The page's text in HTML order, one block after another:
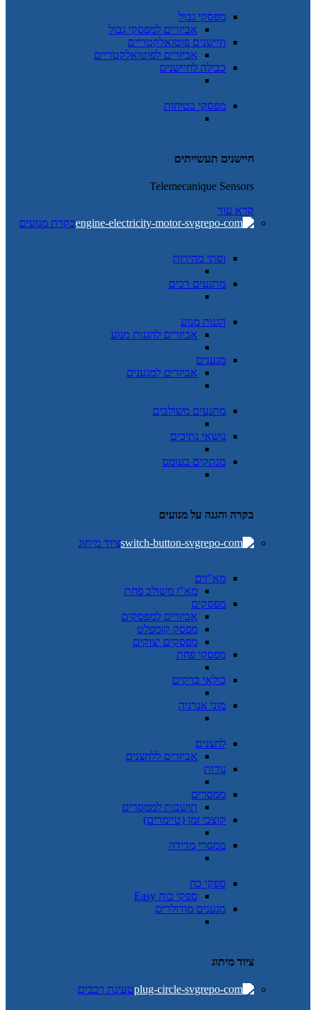
מפסקי גבול
אביזרים למפסקי גבול
חיישנים פוטואלקטריים
אביזרים לפוטואלקטריים
כבילה לחיישנים
מפסקי בטיחות
חיישנים תעשייתים
Telemecanique Sensors
קרא עוד
בקרת מנועים
וסתי מהירות
מתנעים רכים
הגנות מנוע
אביזרים להגנות מנוע
מגענים
אביזרים למגענים
מתנעים משולבים
נושאי נתיכים
מנתקים בעומס
בקרה והגנה על מנועים
ציוד מיתוג
מא"זים
מא"ז משולב פחת
מפסקים
אביזרים למפסקים
מפסק קומפלט
מפסקים יצוקים
מפסקי פחת
כולאי ברקים
מוני אנרגיה
לחצנים
אביזרים ללחצנים
נורות
ממסרים
תושבות לממסרים
קוצבי זמן (טיימרים)
ממסרי מדידה
ספקי כח
ספקי כוח Easy
מגענים מודולרים
ציוד מיתוג
טעינת רכבים